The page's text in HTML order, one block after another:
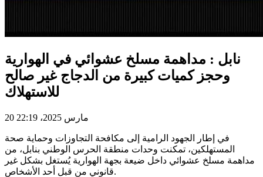
نابل : مداهمة مسلخ عشوائي في الهوارية
وحجز كميات كبيرة من الدجاج غير صالح
للاستهلاك
20 مارس 2025، 22:19
في إطار الجهود الرامية إلى مكافحة التجاوزات وحماية صحة
المستهلكين، تمكنت وحدات منطقة الحرس الوطني بنابل، من
مداهمة مسلخ عشوائي داخل ضيعة بجهة الهوارية يُستغل بشكل غير
قانوني من قبل أحد الأشخاص.